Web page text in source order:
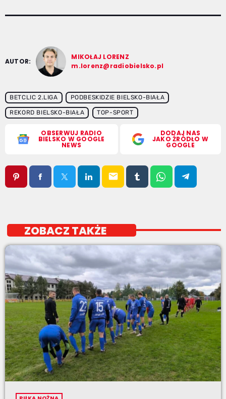
AUTOR:
MIKOŁAJ LORENZ
m.lorenz@radiobielsko.pl
BETCLIC 2.LIGA PODBESKIDZIE BIELSKO-BIAŁA
REKORD BIELSKO-BIAŁA TOP-SPORT
OBSERWUJ RADIO
BIELSKO W GOOGLE
NEWS
DODAJ NAS
JAKO ŹRÓDŁO W
GOOGLE
email
ZOBACZ TAKŻE